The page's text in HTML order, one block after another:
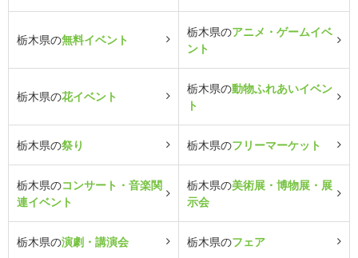
栃木県の無料イベント
栃木県のアニメ・ゲームイベ
ント
栃木県の花イベント
栃木県の動物ふれあいイベン
ト
栃木県の祭り 栃木県のフリーマーケット
栃木県のコンサート・音楽関
連イベント
栃木県の美術展・博物展・展
示会
栃木県の演劇・講演会 栃木県のフェア